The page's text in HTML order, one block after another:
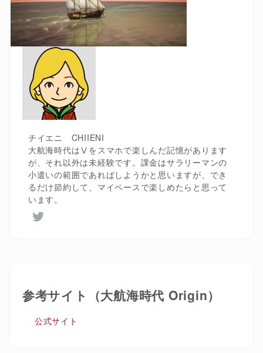
チイエニ CHIIENI
大航海時代はⅤをスマホで楽しんだ記憶があります
が、それ以外は未経験です。課金はサラリーマンの
小遣いの範囲であればしようかと思いますが、でき
るだけ節約して、マイペースで楽しめたらと思って
います。
参考サイト（大航海時代 Origin）
公式サイト